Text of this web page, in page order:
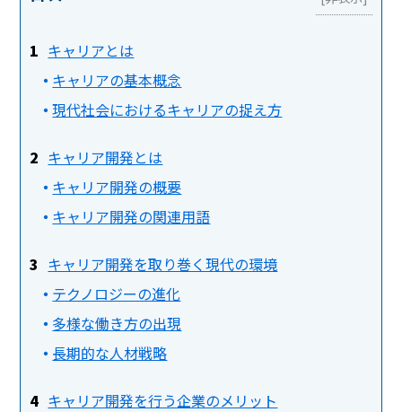
キャリアとは
キャリアの基本概念
現代社会におけるキャリアの捉え方
キャリア開発とは
キャリア開発の概要
キャリア開発の関連用語
キャリア開発を取り巻く現代の環境
テクノロジーの進化
多様な働き方の出現
長期的な人材戦略
キャリア開発を行う企業のメリット